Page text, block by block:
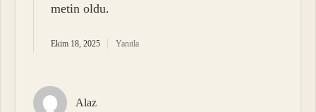
metin oldu.
Ekim 18, 2025 Yanıtla
Alaz